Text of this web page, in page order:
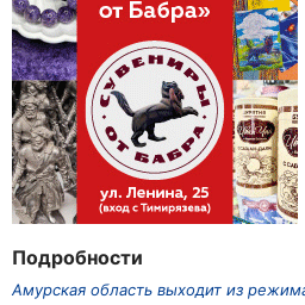
Подробности
Амурская область выходит из